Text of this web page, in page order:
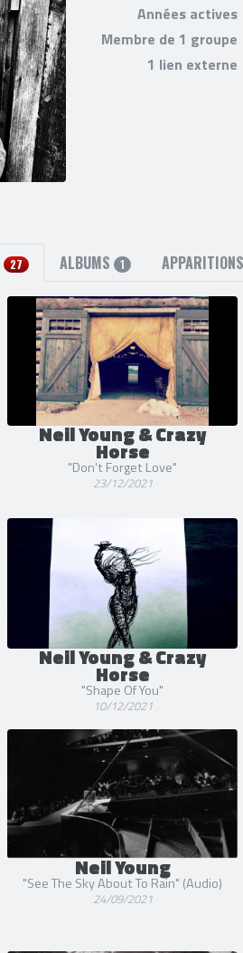
Années actives
Membre de 1 groupe
1 lien externe
27 ALBUMS 1
Neil Young & Crazy
Horse
"Don't Forget Love"
23/12/2021
Neil Young & Crazy
Horse
"Shape Of You"
10/12/2021
Neil Young
"See The Sky About To Rain" (Audio)
24/09/2021